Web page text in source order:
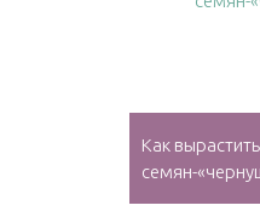
Как
семян-